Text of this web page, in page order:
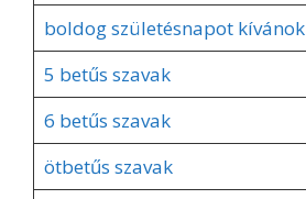
boldog születésnapot kívánok
5 betűs szavak
6 betűs szavak
ötbetűs szavak